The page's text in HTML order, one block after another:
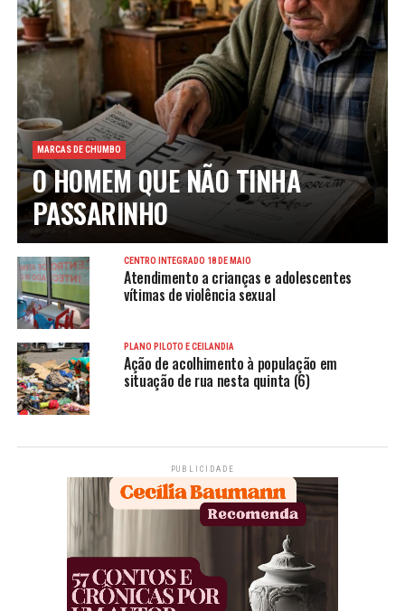
MARCAS DE CHUMBO
O HOMEM QUE NÃO TINHA
PASSARINHO
CENTRO INTEGRADO 18 DE MAIO
Atendimento a crianças e adolescentes
vítimas de violência sexual
PLANO PILOTO E CEILÂNDIA
Ação de acolhimento à população em
situação de rua nesta quinta (6)
PUBLICIDADE